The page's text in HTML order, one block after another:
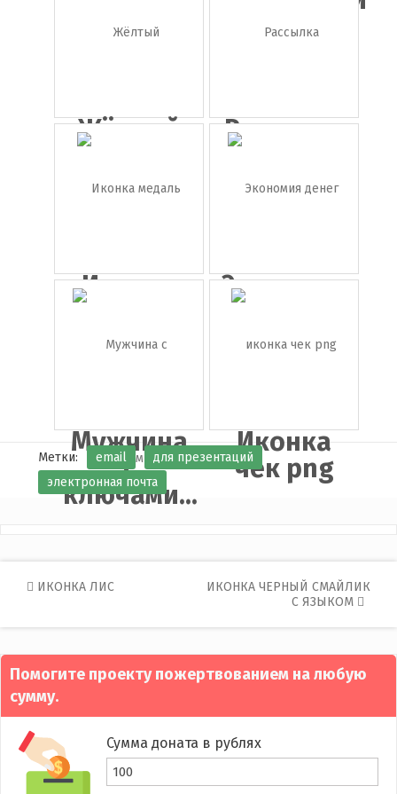
Жёлтый
карандаш
Рассылка
Иконка
медаль
Экономия
денег в ...
Мужчина
с
ключами...
Иконка
чек png
Метки: email
для презентаций
электронная почта
Post
ИКОНКА ЛИС
ИКОНКА ЧЕРНЫЙ СМАЙЛИК
С ЯЗЫКОМ
Помогите проекту пожертвованием на любую
сумму.
Сумма доната в рублях